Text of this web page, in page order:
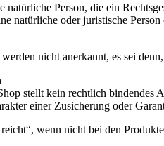
natürliche Person, die ein
natürliche oder juristische
nicht anerkannt, es sei
stellt kein rechtlich bindendes
einer Zusicherung oder
wenn nicht bei den